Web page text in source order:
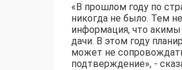
«В прошлом году по
никогда не было. Тем
информация, что
дачи. В этом году
может не
подтверждение», -